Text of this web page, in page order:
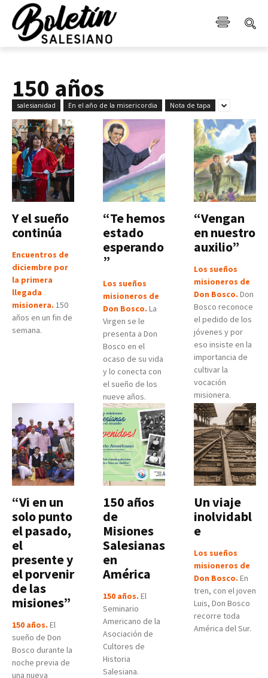
150 años
salesianidad En el año de la misericordia Nota de tapa
Y el sueño
continúa
Encuentros de
diciembre por
la primera
llegada
misionera. 150
años en un fin de
semana.
“Te hemos
estado
esperando
”
Los sueños
misioneros de
Don Bosco. La
Virgen se le
presenta a Don
Bosco en el
ocaso de su vida
y lo conecta con
el sueño de los
nueve años.
“Vengan
en nuestro
auxilio”
Los sueños
misioneros de
Don Bosco. Don
Bosco reconoce
el pedido de los
jóvenes y por
eso insiste en la
importancia de
cultivar la
vocación
misionera.
“Vi en un
solo punto
el pasado,
el
presente y
el porvenir
de las
misiones”
150 años. El
sueño de Don
Bosco durante la
noche previa de
una nueva
150 años
de
Misiones
Salesianas
en
América
150 años. El
Seminario
Americano de la
Asociación de
Cultores de
Historia
Salesiana.
Un viaje
inolvidabl
e
Los sueños
misioneros de
Don Bosco. En
tren, con el joven
Luis, Don Bosco
recorre toda
América del Sur.